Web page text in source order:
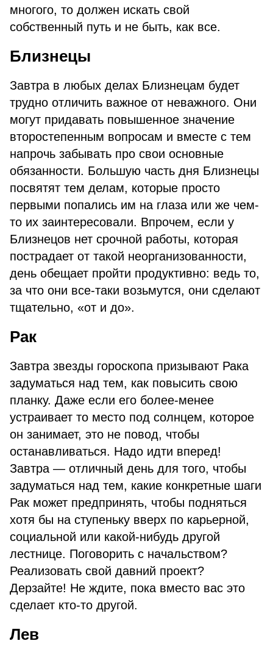
многого, то должен искать свой
собственный путь и не быть, как все.
Близнецы
Завтра в любых делах Близнецам будет
трудно отличить важное от неважного. Они
могут придавать повышенное значение
второстепенным вопросам и вместе с тем
напрочь забывать про свои основные
обязанности. Большую часть дня Близнецы
посвятят тем делам, которые просто
первыми попались им на глаза или же чем-
то их заинтересовали. Впрочем, если у
Близнецов нет срочной работы, которая
пострадает от такой неорганизованности,
день обещает пройти продуктивно: ведь то,
за что они все-таки возьмутся, они сделают
тщательно, «от и до».
Рак
Завтра звезды гороскопа призывают Рака
задуматься над тем, как повысить свою
планку. Даже если его более-менее
устраивает то место под солнцем, которое
он занимает, это не повод, чтобы
останавливаться. Надо идти вперед!
Завтра — отличный день для того, чтобы
задуматься над тем, какие конкретные шаги
Рак может предпринять, чтобы подняться
хотя бы на ступеньку вверх по карьерной,
социальной или какой-нибудь другой
лестнице. Поговорить с начальством?
Реализовать свой давний проект?
Дерзайте! Не ждите, пока вместо вас это
сделает кто-то другой.
Лев